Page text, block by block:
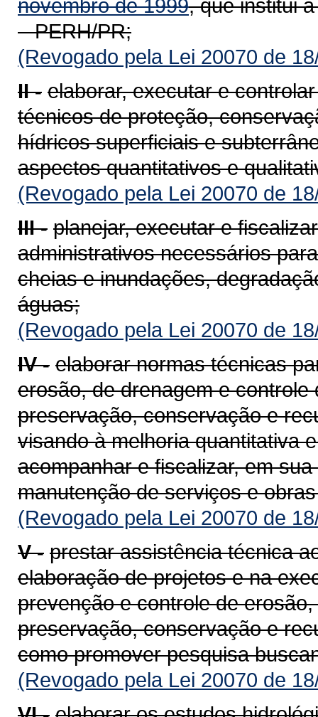
novembro de 1999, que institui
– PERH/PR;
(Revogado pela Lei 20070 de
II - elaborar, executar e
técnicos de proteção,
hídricos superficiais e
aspectos quantitativos e
(Revogado pela Lei 20070 de
III - planejar, executar e
administrativos necessários
cheias e inundações,
águas;
(Revogado pela Lei 20070 de
IV - elaborar normas técnicas
erosão, de drenagem e
preservação, conservação e
visando à melhoria quantitativa
acompanhar e fiscalizar, em
manutenção de serviços e
(Revogado pela Lei 20070 de
V - prestar assistência técnica
elaboração de projetos e na
prevenção e controle de
preservação, conservação e
como promover pesquisa
(Revogado pela Lei 20070 de